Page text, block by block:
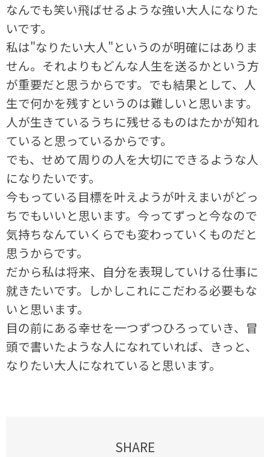
なんでも笑い飛ばせるような強い大人になりた
いです。
私は"なりたい大人"というのが明確にはありま
せん。それよりもどんな人生を送るかという方
が重要だと思うからです。でも結果として、人
生で何かを残すというのは難しいと思います。
人が生きているうちに残せるものはたかが知れ
ていると思っているからです。
でも、せめて周りの人を大切にできるような人
になりたいです。
今もっている目標を叶えようが叶えまいがどっ
ちでもいいと思います。今ってずっと今なので
気持ちなんていくらでも変わっていくものだと
思うからです。
だから私は将来、自分を表現していける仕事に
就きたいです。しかしこれにこだわる必要もな
いと思います。
目の前にある幸せを一つずつひろっていき、冒
頭で書いたような人になれていれば、きっと、
なりたい大人になれていると思います。
SHARE